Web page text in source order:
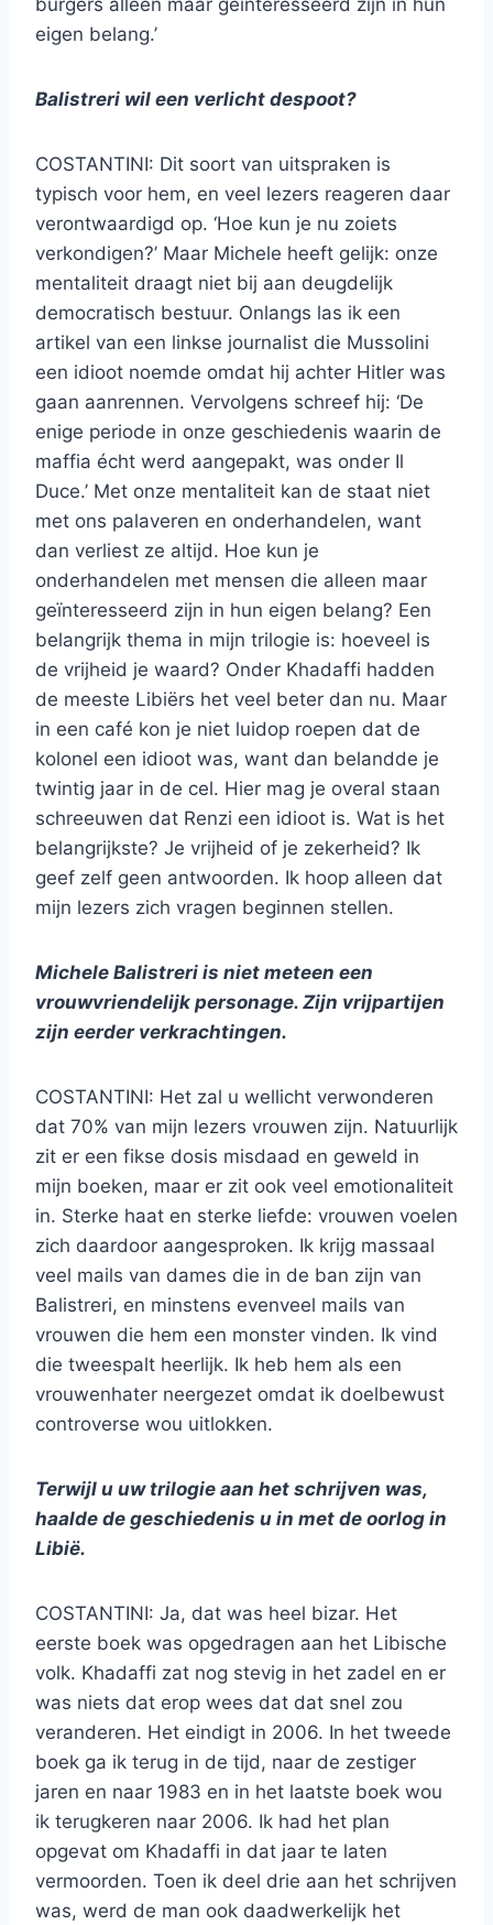
burgers alleen maar geïnteresseerd zijn in hun
eigen belang.’
Balistreri wil een verlicht despoot?
COSTANTINI: Dit soort van uitspraken is
typisch voor hem, en veel lezers reageren daar
verontwaardigd op. ‘Hoe kun je nu zoiets
verkondigen?’ Maar Michele heeft gelijk: onze
mentaliteit draagt niet bij aan deugdelijk
democratisch bestuur. Onlangs las ik een
artikel van een linkse journalist die Mussolini
een idioot noemde omdat hij achter Hitler was
gaan aanrennen. Vervolgens schreef hij: ‘De
enige periode in onze geschiedenis waarin de
maffia écht werd aangepakt, was onder Il
Duce.’ Met onze mentaliteit kan de staat niet
met ons palaveren en onderhandelen, want
dan verliest ze altijd. Hoe kun je
onderhandelen met mensen die alleen maar
geïnteresseerd zijn in hun eigen belang? Een
belangrijk thema in mijn trilogie is: hoeveel is
de vrijheid je waard? Onder Khadaffi hadden
de meeste Libiërs het veel beter dan nu. Maar
in een café kon je niet luidop roepen dat de
kolonel een idioot was, want dan belandde je
twintig jaar in de cel. Hier mag je overal staan
schreeuwen dat Renzi een idioot is. Wat is het
belangrijkste? Je vrijheid of je zekerheid? Ik
geef zelf geen antwoorden. Ik hoop alleen dat
mijn lezers zich vragen beginnen stellen.
Michele Balistreri is niet meteen een
vrouwvriendelijk personage. Zijn vrijpartijen
zijn eerder verkrachtingen.
COSTANTINI: Het zal u wellicht verwonderen
dat 70% van mijn lezers vrouwen zijn. Natuurlijk
zit er een fikse dosis misdaad en geweld in
mijn boeken, maar er zit ook veel emotionaliteit
in. Sterke haat en sterke liefde: vrouwen voelen
zich daardoor aangesproken. Ik krijg massaal
veel mails van dames die in de ban zijn van
Balistreri, en minstens evenveel mails van
vrouwen die hem een monster vinden. Ik vind
die tweespalt heerlijk. Ik heb hem als een
vrouwenhater neergezet omdat ik doelbewust
controverse wou uitlokken.
Terwijl u uw trilogie aan het schrijven was,
haalde de geschiedenis u in met de oorlog in
Libië.
COSTANTINI: Ja, dat was heel bizar. Het
eerste boek was opgedragen aan het Libische
volk. Khadaffi zat nog stevig in het zadel en er
was niets dat erop wees dat dat snel zou
veranderen. Het eindigt in 2006. In het tweede
boek ga ik terug in de tijd, naar de zestiger
jaren en naar 1983 en in het laatste boek wou
ik terugkeren naar 2006. Ik had het plan
opgevat om Khadaffi in dat jaar te laten
vermoorden. Toen ik deel drie aan het schrijven
was, werd de man ook daadwerkelijk het